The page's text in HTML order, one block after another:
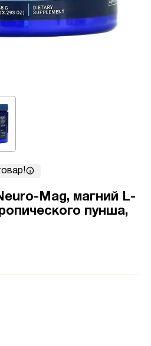
Mag, магний L-
пунша,